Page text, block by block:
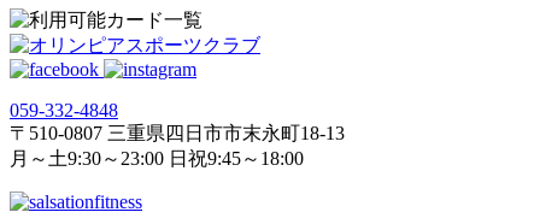
059‐332‐4848
〒510-0807 三重県四日市市末永町18‐13
月～土9:30～23:00 日祝9:45～18:00